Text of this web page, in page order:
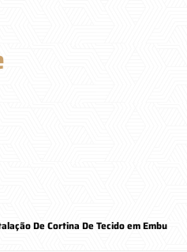
De Cortina De Tecido em Embu